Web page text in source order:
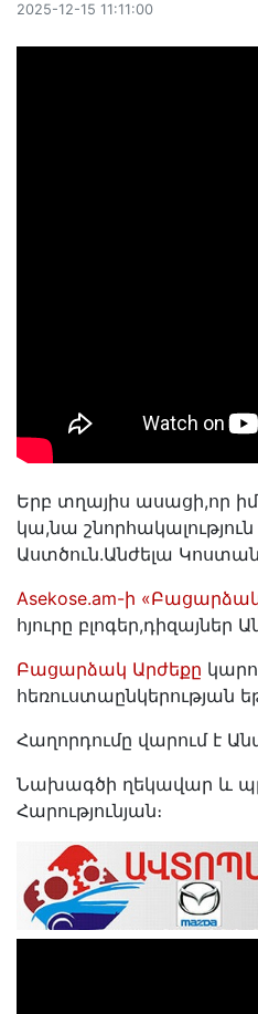
2025-12-15 11:11:00
Երբ տղայիս ասացի,որ
կա,նա
Աստծուն.Անժելա
Asekose.am-ի
հյուրը բլոգեր,դիզայներ
Բացարձակ Արժեքը
հեռուստաընկերության
Հաղորդումը վարում է
Նախագծի ղեկավար և
Հարությունյան։